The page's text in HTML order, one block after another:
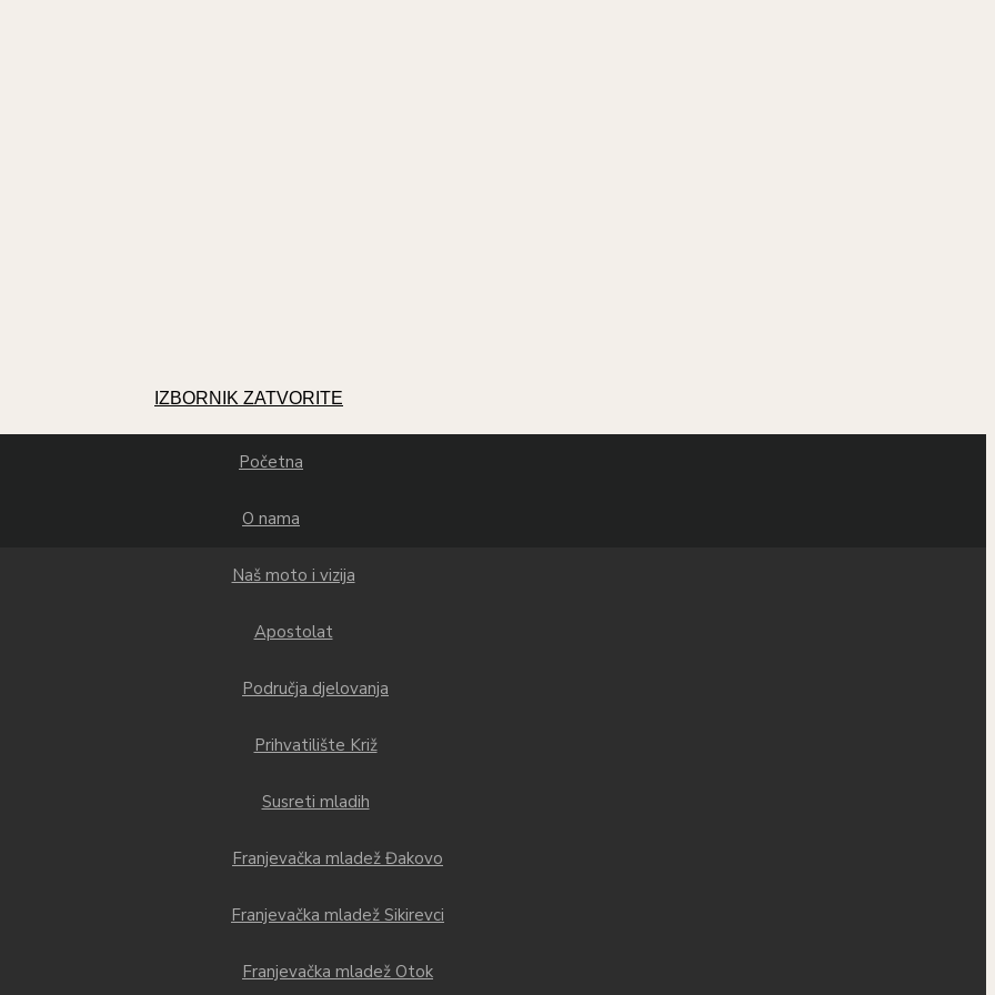
IZBORNIK ZATVORITE
Početna
O nama
Naš moto i vizija
Apostolat
Područja djelovanja
Prihvatilište Križ
Susreti mladih
Franjevačka mladež Đakovo
Franjevačka mladež Sikirevci
Franjevačka mladež Otok